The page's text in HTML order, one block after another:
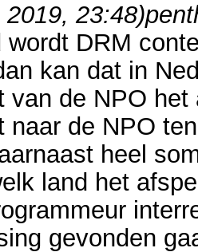
23:48)
wordt DRM
kan dat in
van de NPO
naar de NPO
heel
land het
gevonden